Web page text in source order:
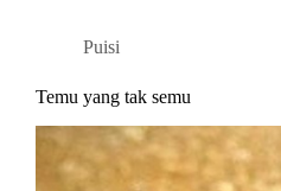
Puisi
Temu yang tak semu